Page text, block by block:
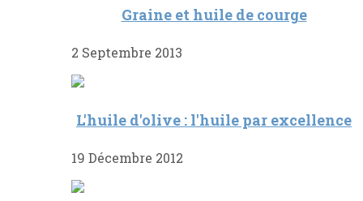
Graine et huile de courge
2 Septembre 2013
L'huile d'olive : l'huile par excellence
19 Décembre 2012